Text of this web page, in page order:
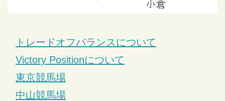
トレードオフバランスについて
Victory Positionについて
東京競馬場
中山競馬場